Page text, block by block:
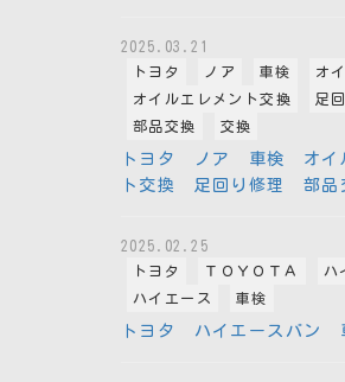
2025.03.21
トヨタ
ノア 車検
オ
オイルエレメント交換
足
部品交換
交換
トヨタ ノア 車検 オイ
ト交換 足回り修理 部品
2025.02.25
トヨタ
ＴＯＹＯＴＡ
ハ
ハイエース
車検
トヨタ ハイエースバン